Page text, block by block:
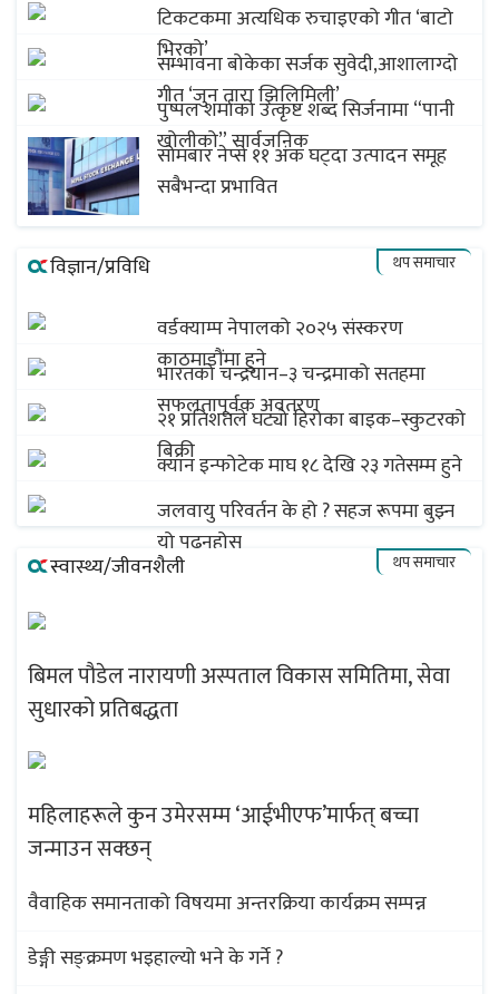
टिकटकमा अत्यधिक रुचाइएको गीत ‘बाटो
भिरको’
सम्भावना बोकेका सर्जक सुवेदी,आशालाग्दो
गीत ‘जुन तारा झिलिमिली’
पुष्पल शर्माको उत्कृष्ट शब्द सिर्जनामा “पानी
खोलीको” सार्वजनिक
सोमबार नेप्से ११ अंक घट्दा उत्पादन समूह
सबैभन्दा प्रभावित
विज्ञान/प्रविधि थप समाचार
वर्डक्याम्प नेपालको २०२५ संस्करण
काठमाडौंमा हुने
भारतको चन्द्रयान–३ चन्द्रमाको सतहमा
सफलतापूर्वक अवतरण
२१ प्रतिशतले घट्यो हिरोका बाइक–स्कुटरको
बिक्री
क्यान इन्फोटेक माघ १८ देखि २३ गतेसम्म हुने
जलवायु परिवर्तन के हो ? सहज रूपमा बुझ्न
यो पढ्नुहोस्
स्वास्थ्य/जीवनशैली थप समाचार
बिमल पौडेल नारायणी अस्पताल विकास समितिमा, सेवा
सुधारको प्रतिबद्धता
महिलाहरूले कुन उमेरसम्म ‘आईभीएफ’मार्फत् बच्चा
जन्माउन सक्छन्
वैवाहिक समानताको विषयमा अन्तरक्रिया कार्यक्रम सम्पन्न
डेङ्गी सङ्क्रमण भइहाल्यो भने के गर्ने ?